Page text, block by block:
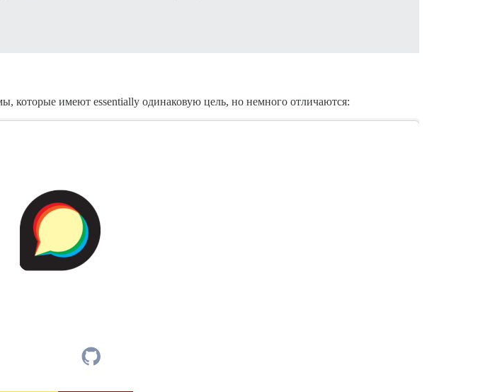
которые имеют essentially одинаковую цель, но немного отличаются: